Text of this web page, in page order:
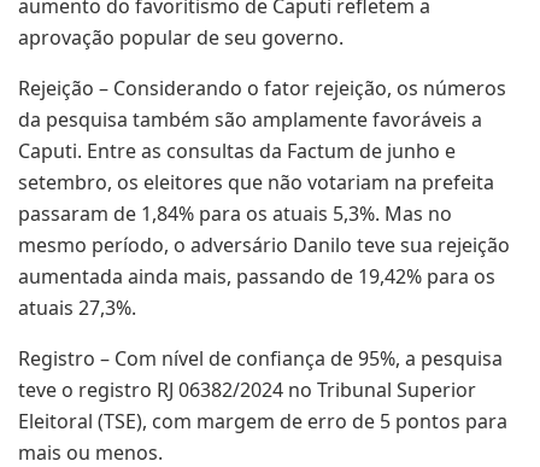
aumento do favoritismo de Caputi refletem a
aprovação popular de seu governo.
Rejeição – Considerando o fator rejeição, os números
da pesquisa também são amplamente favoráveis a
Caputi. Entre as consultas da Factum de junho e
setembro, os eleitores que não votariam na prefeita
passaram de 1,84% para os atuais 5,3%. Mas no
mesmo período, o adversário Danilo teve sua rejeição
aumentada ainda mais, passando de 19,42% para os
atuais 27,3%.
Registro – Com nível de confiança de 95%, a pesquisa
teve o registro RJ 06382/2024 no Tribunal Superior
Eleitoral (TSE), com margem de erro de 5 pontos para
mais ou menos.